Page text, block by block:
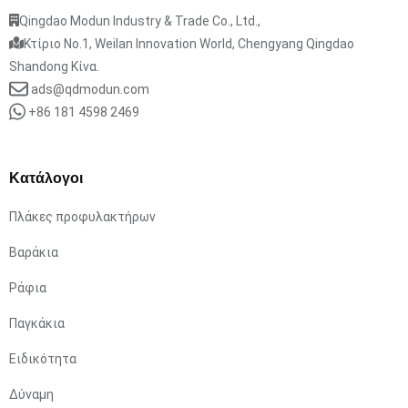
Qingdao Modun Industry & Trade Co., Ltd.,
Κτίριο No.1, Weilan Innovation World, Chengyang Qingdao
Shandong Κίνα.
ads@qdmodun.com
+86 181 4598 2469
Κατάλογοι
Πλάκες προφυλακτήρων
Βαράκια
Ράφια
Παγκάκια
Ειδικότητα
Δύναμη